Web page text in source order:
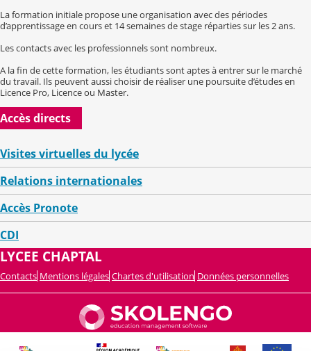
La formation initiale propose une organisation avec des périodes
d’apprentissage en cours et 14 semaines de stage réparties sur les 2 ans.
Les contacts avec les professionnels sont nombreux.
A la fin de cette formation, les étudiants sont aptes à entrer sur le marché
du travail. Ils peuvent aussi choisir de réaliser une poursuite d’études en
Licence Pro, Licence ou Master.
Accès directs
Visites virtuelles du lycée
Relations internationales
Accès Pronote
CDI
LYCEE CHAPTAL
Contacts Mentions légales Chartes d'utilisation Données personnelles